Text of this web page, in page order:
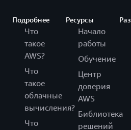
Подробнее
Что
такое
AWS?
Что
такое
облачные
вычисления?
Что
Ресурсы
Начало
работы
Обучение
Центр
доверия
AWS
Библиотека
решений